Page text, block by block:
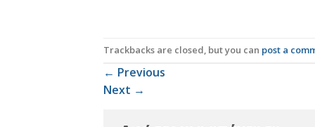
Trackbacks are closed, but you can post a
← Previous
Next →